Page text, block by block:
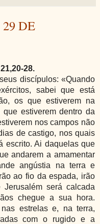
DE
28.
discípulos: «Quando
sabei que está
os que estiverem na
estiverem dentro da
nos campos não
de castigo, nos quais
escrito. Ai daquelas que
andarem a amamentar
angústia na terra e
ao fio da espada, irão
será calcada
chegue a sua hora.
estrelas e, na terra,
com o rugido e a